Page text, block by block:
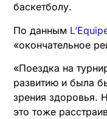
баскетболу.
По данным
«окончательное
«Поездка на
развитию и была
зрения здоровья.
это тоже